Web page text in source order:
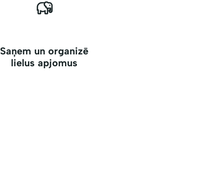
Saņem un organizē
lielus apjomus